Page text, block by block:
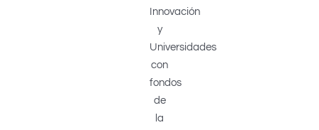
Innovación
y
Universidades
con
fondos
de
la